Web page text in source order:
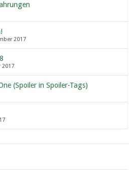
2017
2017
(Spoiler in Spoiler-Tags)